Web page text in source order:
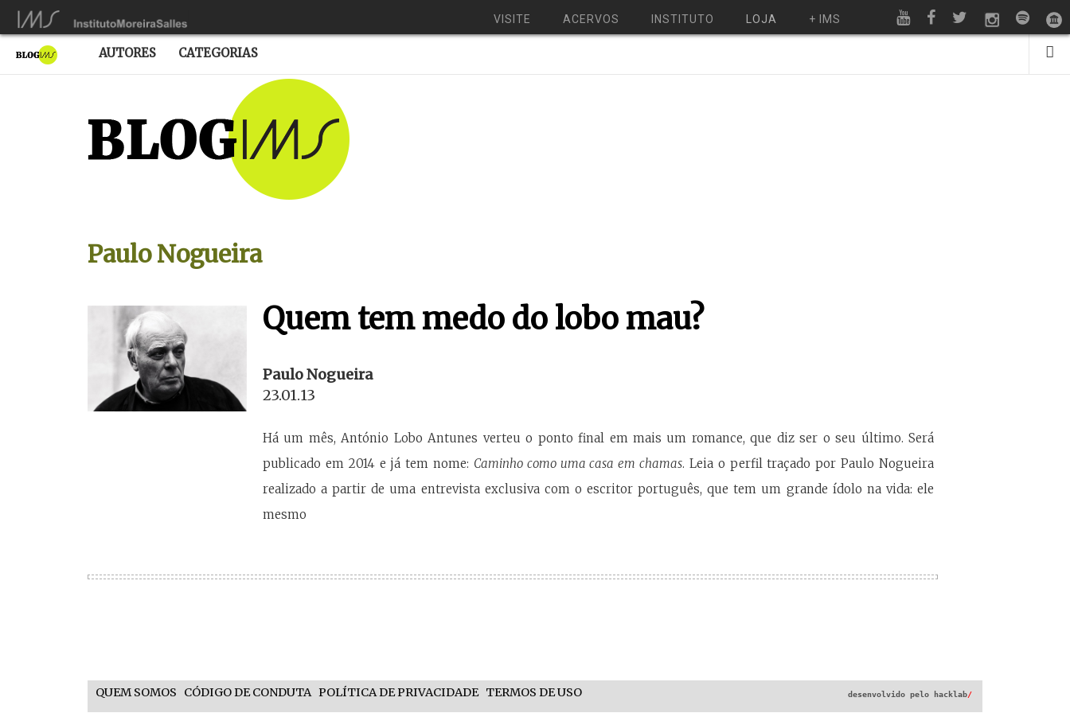
VISITE ACERVOS INSTITUTO LOJA + IMS
AUTORES CATEGORIAS
Paulo Nogueira
Quem tem medo do lobo mau?
Paulo Nogueira
23.01.13
Há um mês, António Lobo Antunes verteu o ponto final em mais um romance, que diz ser o seu último. Será
publicado em 2014 e já tem nome: Caminho como uma casa em chamas. Leia o perfil traçado por Paulo Nogueira
realizado a partir de uma entrevista exclusiva com o escritor português, que tem um grande ídolo na vida: ele
mesmo
QUEM SOMOS CÓDIGO DE CONDUTA POLÍTICA DE PRIVACIDADE TERMOS DE USO desenvolvido pelo hacklab/